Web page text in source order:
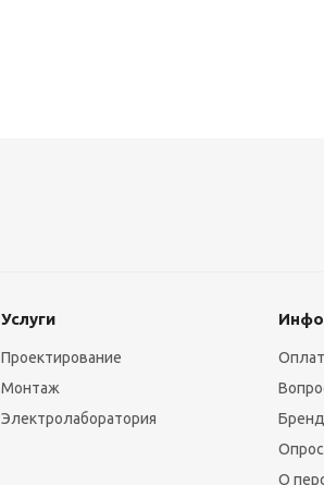
Услуги
Проектирование
Монтаж
Электролаборатория
О